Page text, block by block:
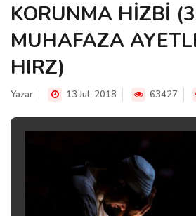
KORUNMA HİZBİ
MUHAFAZA
HIRZ)
Yazar 13 Jul, 2018 63427